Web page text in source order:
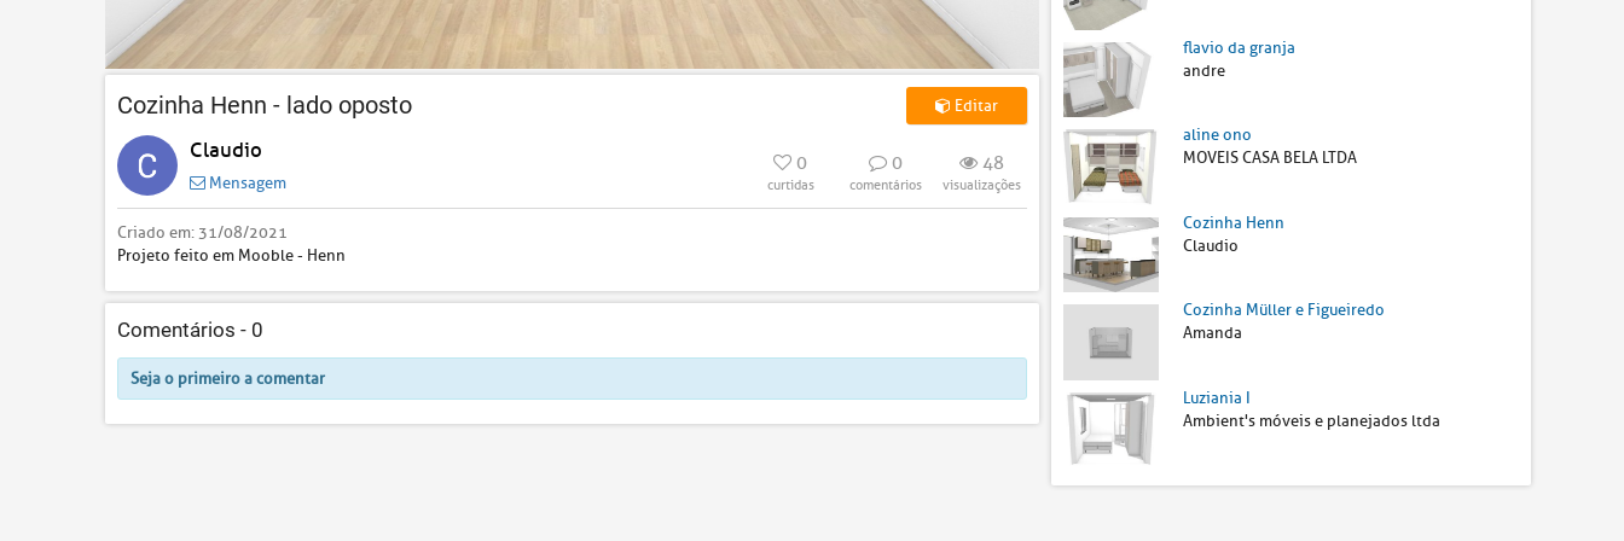
Cozinha Henn - lado oposto Editar
Claudio
Mensagem
0
curtidas
0
comentários
48
visualizações
Criado em: 31/08/2021
Projeto feito em Mooble - Henn
Comentários - 0
Seja o primeiro a comentar
flavio da granja
andre
aline ono
MOVEIS CASA BELA LTDA
Cozinha Henn
Claudio
Cozinha Müller e Figueiredo
Amanda
Luziania I
Ambient's móveis e planejados ltda